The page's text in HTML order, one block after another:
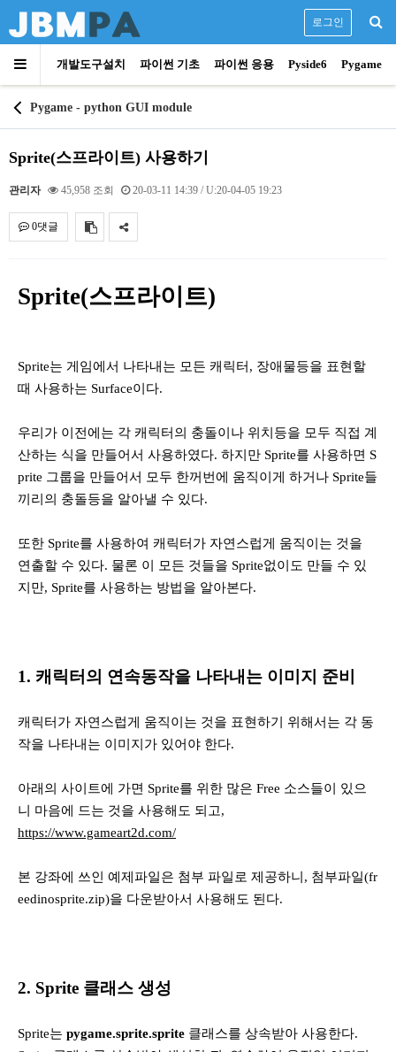
개발도구설치 파이썬 기초 파이썬 응용 Pyside6 Pygame
로그인
Pygame - python GUI module
Sprite(스프라이트) 사용하기
관리자 45,958 조회 20-03-11 14:39 / U:20-04-05 19:23
0댓글
Sprite(스프라이트)
Sprite는 게임에서 나타내는 모든 캐릭터, 장애물등을 표현할
때 사용하는 Surface이다.
우리가 이전에는 각 캐릭터의 충돌이나 위치등을 모두 직접 계
산하는 식을 만들어서 사용하였다. 하지만 Sprite를 사용하면 S
prite 그룹을 만들어서 모두 한꺼번에 움직이게 하거나 Sprite들
끼리의 충돌등을 알아낼 수 있다.
또한 Sprite를 사용하여 캐릭터가 자연스럽게 움직이는 것을
연출할 수 있다. 물론 이 모든 것들을 Sprite없이도 만들 수 있
지만, Sprite를 사용하는 방법을 알아본다.
1. 캐릭터의 연속동작을 나타내는 이미지 준비
캐릭터가 자연스럽게 움직이는 것을 표현하기 위해서는 각 동
작을 나타내는 이미지가 있어야 한다.
아래의 사이트에 가면 Sprite를 위한 많은 Free 소스들이 있으
니 마음에 드는 것을 사용해도 되고,
https://www.gameart2d.com/
본 강좌에 쓰인 예제파일은 첨부 파일로 제공하니, 첨부파일(fr
eedinosprite.zip)을 다운받아서 사용해도 된다.
2. Sprite 클래스 생성
Sprite는 pygame.sprite.sprite 클래스를 상속받아 사용한다.